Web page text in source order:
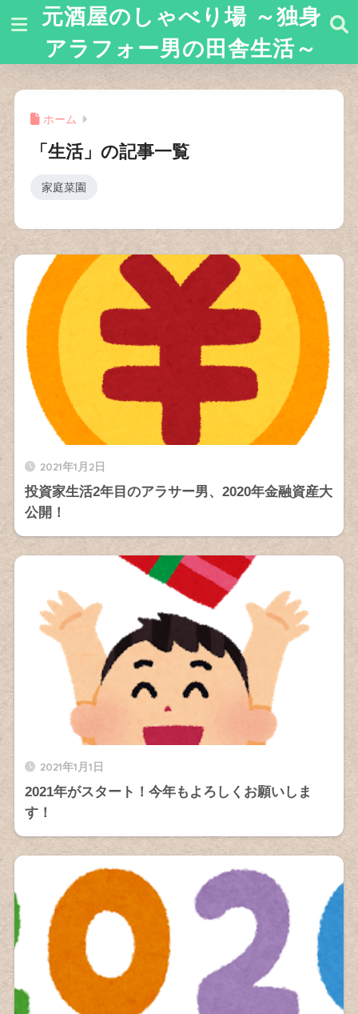
元酒屋のしゃべり場 ～独身
アラフォー男の田舎生活～
ホーム
「生活」の記事一覧
家庭菜園
2021年1月2日
投資家生活2年目のアラサー男、2020年金融資産大
公開！
2021年1月1日
2021年がスタート！今年もよろしくお願いしま
す！